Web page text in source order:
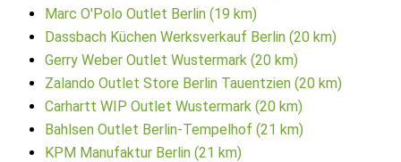
Marc O'Polo Outlet Berlin (19 km)
Dassbach Küchen Werksverkauf Berlin (20 km)
Gerry Weber Outlet Wustermark (20 km)
Zalando Outlet Store Berlin Tauentzien (20 km)
Carhartt WIP Outlet Wustermark (20 km)
Bahlsen Outlet Berlin-Tempelhof (21 km)
KPM Manufaktur Berlin (21 km)